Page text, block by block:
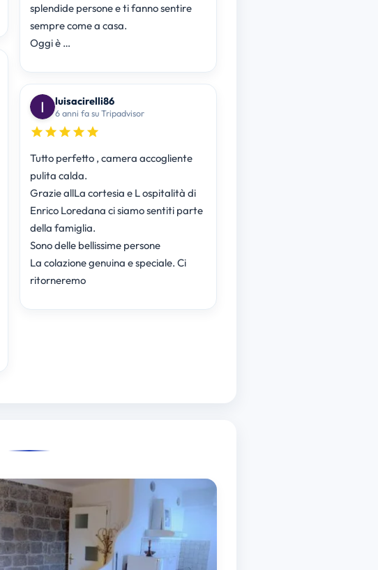
splendide persone e ti fanno sentire
sempre come a casa.
Oggi è …
luisacirelli86
6 anni fa su Tripadvisor
Tutto perfetto , camera accogliente
pulita calda.
Grazie allLa cortesia e L ospitalità di
Enrico Loredana ci siamo sentiti parte
della famiglia.
Sono delle bellissime persone
La colazione genuina e speciale. Ci
ritorneremo